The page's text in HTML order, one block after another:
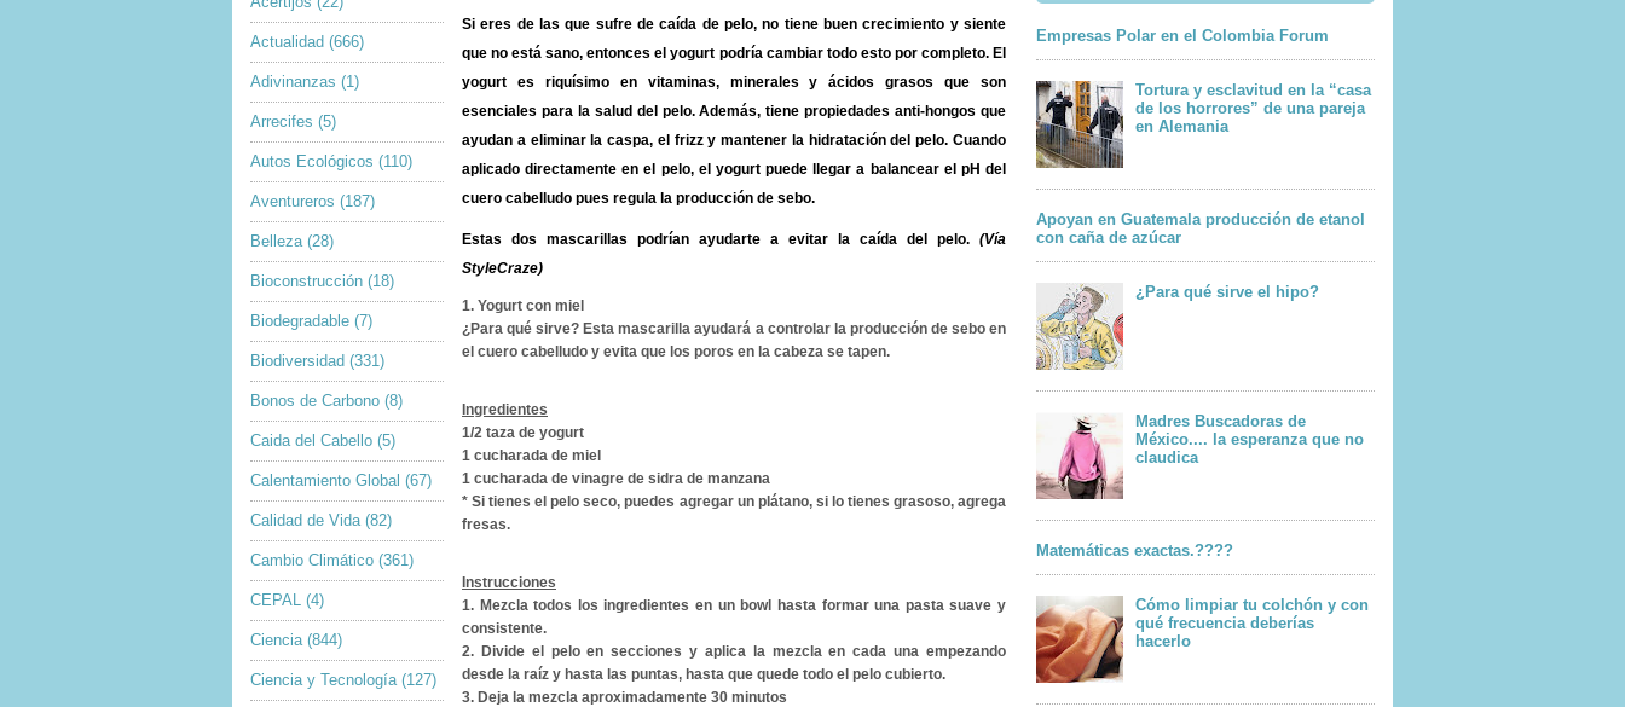
Actualidad (666)
Adivinanzas (1)
Arrecifes (5)
Autos Ecológicos (110)
Aventureros (187)
Belleza (28)
Bioconstrucción (18)
Biodegradable (7)
Biodiversidad (331)
Bonos de Carbono (8)
Caida del Cabello (5)
Calentamiento Global (67)
Calidad de Vida (82)
Cambio Climático (361)
CEPAL (4)
Ciencia (844)
Ciencia y Tecnología (127)
Si eres de las que sufre de caída de pelo, no tiene buen crecimiento y siente
que no está sano, entonces el yogurt podría cambiar todo esto por completo. El
yogurt es riquísimo en vitaminas, minerales y ácidos grasos que son
esenciales para la salud del pelo.Además, tiene propiedades anti-hongos que
ayudan a eliminar la caspa, el frizz y mantener la hidratación del pelo. Cuando
aplicado directamente en el pelo, el yogurt puede llegar a balancear el pH del
cuero cabelludo pues regula la producción de sebo.
Estas dos mascarillas podrían ayudarte a evitar la caída del pelo. (Vía
StyleCraze)
1. Yogurt con miel
¿Para qué sirve? Esta mascarilla ayudará a controlar la producción de sebo en
el cuero cabelludo y evita que los poros en la cabeza se tapen.
Ingredientes
1/2 taza de yogurt
1 cucharada de miel
1 cucharada de vinagre de sidra de manzana
* Si tienes el pelo seco, puedes agregar un plátano, si lo tienes grasoso, agrega
fresas.
Instrucciones
1. Mezcla todos los ingredientes en un bowl hasta formar una pasta suave y
consistente.
2. Divide el pelo en secciones y aplica la mezcla en cada una empezando
desde la raíz y hasta las puntas, hasta que quede todo el pelo cubierto.
3. Deja la mezcla aproximadamente 30 minutos
Empresas Polar en el Colombia Forum
Tortura y esclavitud en la “casa
de los horrores” de una pareja
en Alemania
Apoyan en Guatemala producción de etanol
con caña de azúcar
¿Para qué sirve el hipo?
Madres Buscadoras de
México.... la esperanza que no
claudica
Matemáticas exactas.????
Cómo limpiar tu colchón y con
qué frecuencia deberías
hacerlo